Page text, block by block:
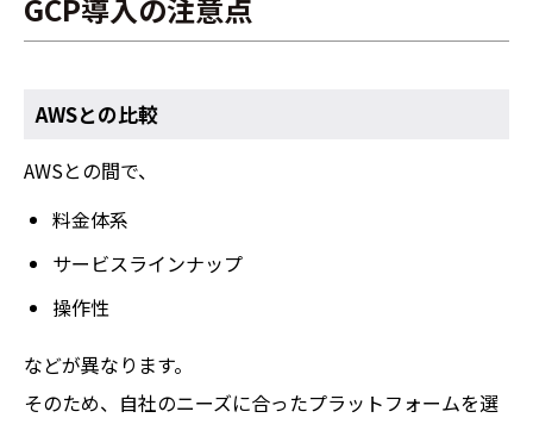
GCP導入の注意点
AWSとの比較
AWSとの間で、
料金体系
サービスラインナップ
操作性
などが異なります。
そのため、自社のニーズに合ったプラットフォームを選